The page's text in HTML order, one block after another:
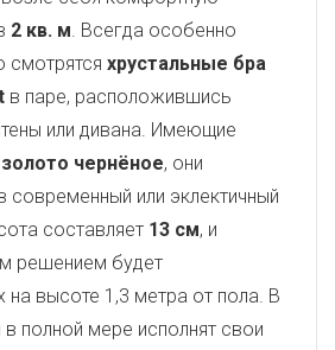
2 кв. м. Всегда особенно
смотрятся хрустальные бра
в паре, расположившись
или дивана. Имеющие
золото чернёное, они
современный или эклектичный
составляет 13 см, и
решением будет
на высоте 1,3 метра от пола. В
полной мере исполнят свои